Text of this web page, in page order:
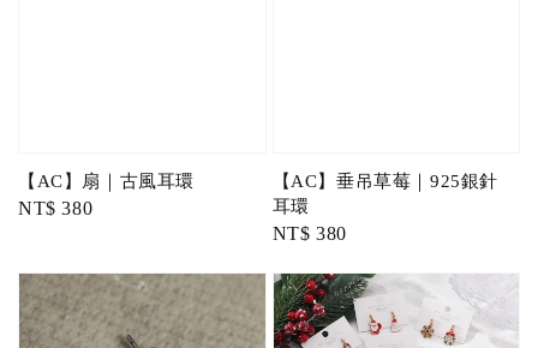
【AC】扇｜古風耳環
Regular
NT$ 380
【AC】垂吊草莓｜925銀針
耳環
Regular
NT$ 380